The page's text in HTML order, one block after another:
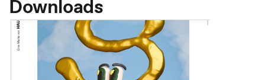
Downloads